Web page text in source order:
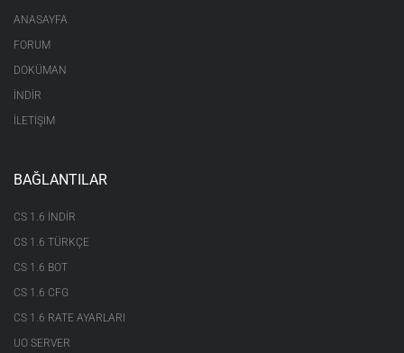
ANASAYFA
FORUM
DOKÜMAN
İNDİR
İLETİŞİM
BAĞLANTILAR
CS 1.6 INDIR
CS 1.6 TÜRKÇE
CS 1.6 BOT
CS 1.6 CFG
CS 1.6 RATE AYARLARI
UO SERVER